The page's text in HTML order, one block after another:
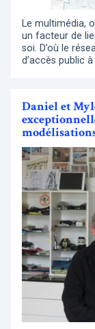
Le multimédia,
un facteur de
soi. D’où le
d’accès public
Daniel et